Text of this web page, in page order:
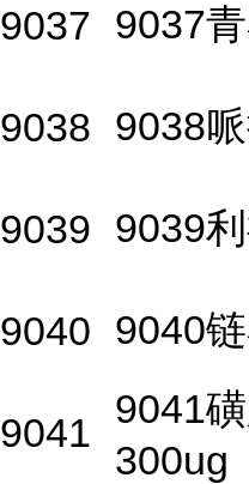
9037 9037
9038 9038
9039 9039
9040 9040
9041
9041
300ug